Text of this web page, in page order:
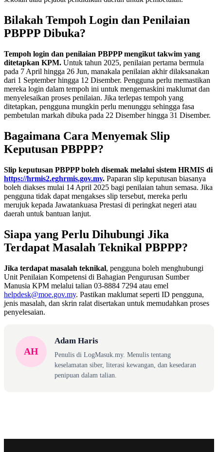
Bilakah Tempoh Login dan Penilaian
PBPPP Dibuka?
Tempoh login dan penilaian PBPPP mengikut takwim yang
ditetapkan KPM. Untuk tahun 2025, penilaian pertama bermula
pada 7 April hingga 26 Jun, manakala penilaian akhir dilaksanakan
dari 1 September hingga 12 Disember. Pengguna perlu memastikan
mereka login dalam tempoh ini untuk mengemaskini maklumat dan
menyelesaikan proses penilaian. Jika terlepas tempoh yang
ditetapkan, pengguna mungkin perlu menunggu sehingga fasa
pembetulan markah dibuka pada 22 Disember hingga 31 Disember.
Bagaimana Cara Menyemak Slip
Keputusan PBPPP?
Slip keputusan PBPPP boleh disemak melalui sistem HRMIS di
https://hrmis2.eghrmis.gov.my. Paparan slip keputusan biasanya
boleh diakses mulai 14 April 2025 bagi penilaian tahun semasa. Jika
pengguna tidak dapat mengakses slip tersebut, mereka perlu
merujuk kepada Jawatankuasa Prestasi di peringkat negeri atau
daerah untuk bantuan lanjut.
Siapa yang Perlu Dihubungi Jika
Terdapat Masalah Teknikal PBPPP?
Jika terdapat masalah teknikal, pengguna boleh menghubungi
Unit Penilaian Kompetensi di Bahagian Pengurusan Sumber
Manusia KPM melalui talian 03-8884 7294 atau emel
helpdesk@moe.gov.my. Pastikan maklumat seperti ID pengguna,
jenis masalah, dan skrin ralat disertakan untuk memudahkan proses
penyelesaian.
AH
Adam Haris
Penulis di LogMasuk.my. Menulis tentang
keselamatan siber, literasi kewangan, dan kesedaran
penipuan dalam talian.